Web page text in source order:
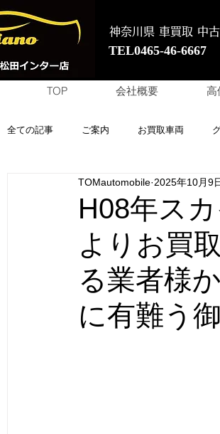
神奈川県 車買取 中
TEL0465-46-6667
TOP 会社概要 高
全ての記事 ご案内 お買取車両
H08年ス
よりお買
る業者様
に有難う
TOMautomobile 2025年10月9